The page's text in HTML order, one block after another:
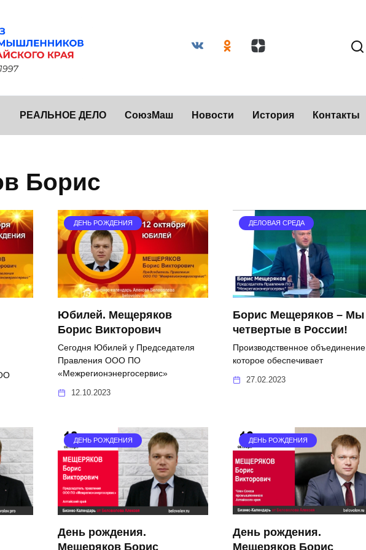
РЕАЛЬНОЕ ДЕЛО СоюзМаш Новости История Контакты
Борис
ДЕНЬ РОЖДЕНИЯ
Юбилей. Мещеряков
Борис Викторович
Сегодня Юбилей у Председателя
Правления ООО ПО
«Межрегионэнергосервис»
12.10.2023
ДЕЛОВАЯ СРЕДА
Борис Мещеряков – Мы
четвертые в России!
Производственное объединение,
которое обеспечивает
27.02.2023
ДЕНЬ РОЖДЕНИЯ
День рождения.
Мещеряков Борис
ДЕНЬ РОЖДЕНИЯ
День рождения.
Мещеряков Борис